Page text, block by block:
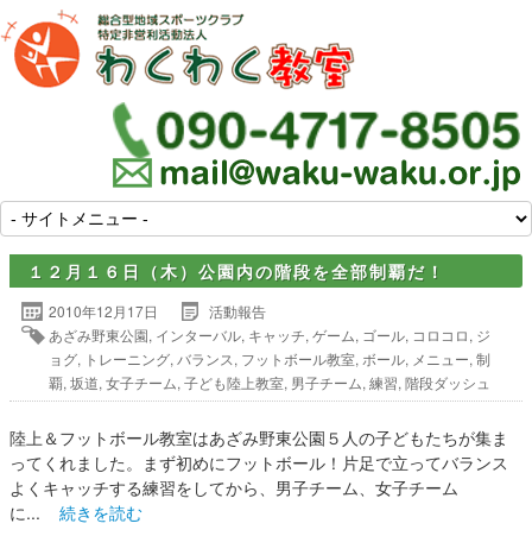
１２月１６日（木）公園内の階段を全部制覇だ！
2010年12月17日
活動報告
あざみ野東公園, インターバル, キャッチ, ゲーム, ゴール, コロコロ, ジ
ョグ, トレーニング, バランス, フットボール教室, ボール, メニュー, 制
覇, 坂道, 女子チーム, 子ども陸上教室, 男子チーム, 練習, 階段ダッシュ
陸上＆フットボール教室はあざみ野東公園５人の子どもたちが集ま
ってくれました。まず初めにフットボール！片足で立ってバランス
よくキャッチする練習をしてから、男子チーム、女子チーム
に... 続きを読む